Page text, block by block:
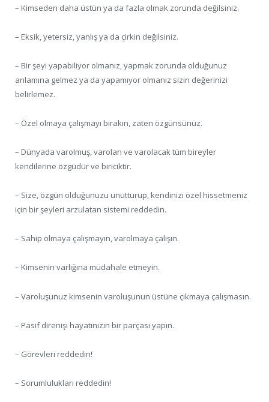
– Kimseden daha üstün ya da fazla olmak zorunda değilsiniz.
– Eksik, yetersiz, yanlış ya da çirkin değilsiniz.
– Bir şeyi yapabiliyor olmanız, yapmak zorunda olduğunuz
anlamına gelmez ya da yapamıyor olmanız sizin değerinizi
belirlemez.
– Özel olmaya çalışmayı bırakın, zaten özgünsünüz.
– Dünyada varolmuş, varolan ve varolacak tüm bireyler
kendilerine özgüdür ve biriciktir.
– Size, özgün olduğunuzu unutturup, kendinizi özel hissetmeniz
için bir şeyleri arzulatan sistemi reddedin.
– Sahip olmaya çalışmayın, varolmaya çalışın.
– Kimsenin varlığına müdahale etmeyin.
– Varoluşunuz kimsenin varoluşunun üstüne çıkmaya çalışmasın.
– Pasif direnişi hayatınızın bir parçası yapın.
– Görevleri reddedin!
– Sorumlulukları reddedin!